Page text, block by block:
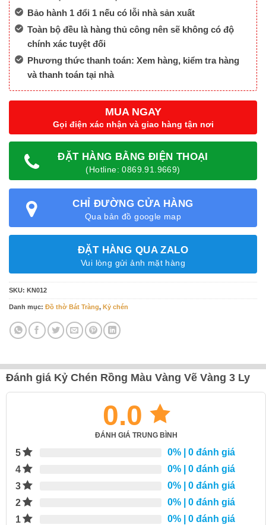
Bảo hành 1 đổi 1 nếu có lỗi nhà sản xuất
Toàn bộ đều là hàng thủ công nên sẽ không có độ
chính xác tuyệt đối
Phương thức thanh toán: Xem hàng, kiểm tra hàng
và thanh toán tại nhà
MUA NGAY
Gọi điện xác nhận và giao hàng tận nơi
ĐẶT HÀNG BẰNG ĐIỆN THOẠI
(Hotline: 0869.91.9669)
CHỈ ĐƯỜNG CỬA HÀNG
Qua bản đồ google map
ĐẶT HÀNG QUA ZALO
Vui lòng gửi ảnh mặt hàng
SKU: KN012
Danh mục: Đồ thờ Bát Tràng, Kỷ chén
Đánh giá Kỷ Chén Rồng Màu Vàng Vẽ Vàng 3 Ly
0.0
ĐÁNH GIÁ TRUNG BÌNH
5 0% | 0 đánh giá
4
0% | 0 đánh giá
3
0% | 0 đánh giá
2
0% | 0 đánh giá
1
0% | 0 đánh giá